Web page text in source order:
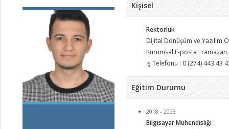
Kişisel
Rektörlük
Dijital Dönüşüm ve Yazılım
Kurumsal E-posta :
İş Telefonu : 0 (274) 443 43
Eğitim Durumu
2018 - 2023
Bilgisayar Mühendisliği